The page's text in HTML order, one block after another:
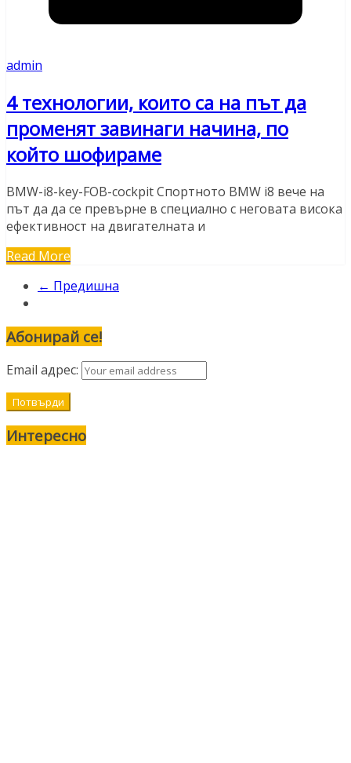
admin
4 технологии, които са на път да
променят завинаги начина, по
който шофираме
BMW-i8-key-FOB-cockpit Спортното BMW i8 вече на
път да да се превърне в специално с неговата висока
ефективност на двигателната и
Read More
← Предишна
Абонирай се!
Email адрес:
Интересно